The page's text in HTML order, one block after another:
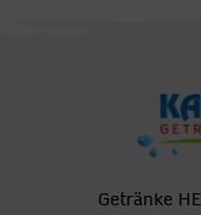
Getränke